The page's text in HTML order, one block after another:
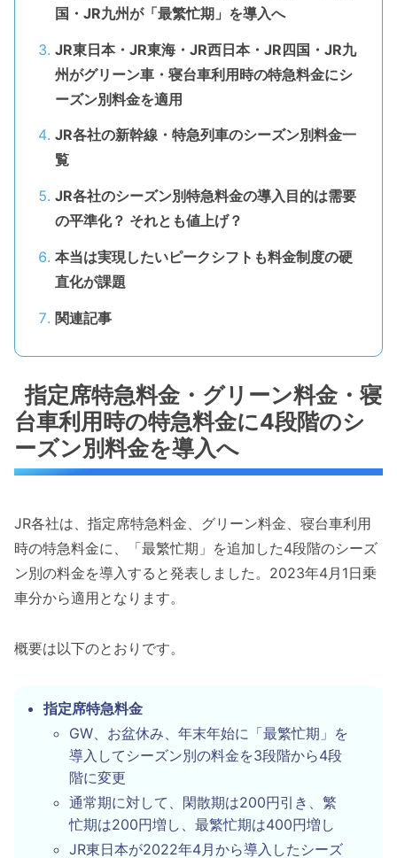
国・JR九州が「最繁忙期」を導入へ
JR東日本・JR東海・JR西日本・JR四国・JR九
州がグリーン車・寝台車利用時の特急料金にシ
ーズン別料金を適用
JR各社の新幹線・特急列車のシーズン別料金一
覧
JR各社のシーズン別特急料金の導入目的は需要
の平準化？ それとも値上げ？
本当は実現したいピークシフトも料金制度の硬
直化が課題
関連記事
指定席特急料金・グリーン料金・寝
台車利用時の特急料金に4段階のシ
ーズン別料金を導入へ
JR各社は、指定席特急料金、グリーン料金、寝台車利用
時の特急料金に、「最繁忙期」を追加した4段階のシーズ
ン別の料金を導入すると発表しました。2023年4月1日乗
車分から適用となります。
概要は以下のとおりです。
指定席特急料金
GW、お盆休み、年末年始に「最繁忙期」を
導入してシーズン別の料金を3段階から4段
階に変更
通常期に対して、閑散期は200円引き、繁
忙期は200円増し、最繁忙期は400円増し
JR東日本が2022年4月から導入したシーズ